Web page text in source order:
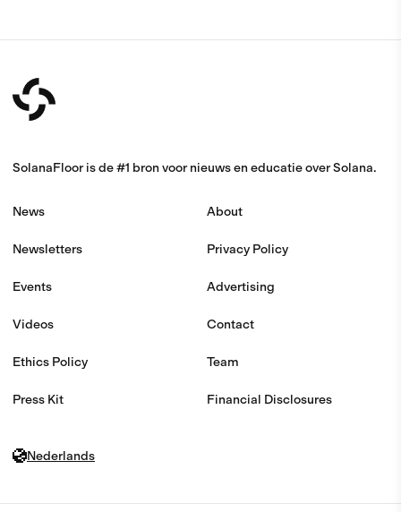
SolanaFloor is de #1 bron voor nieuws en educatie over Solana.
News
Newsletters
Events
Videos
Ethics Policy
Press Kit
About
Privacy Policy
Advertising
Contact
Team
Financial Disclosures
Nederlands